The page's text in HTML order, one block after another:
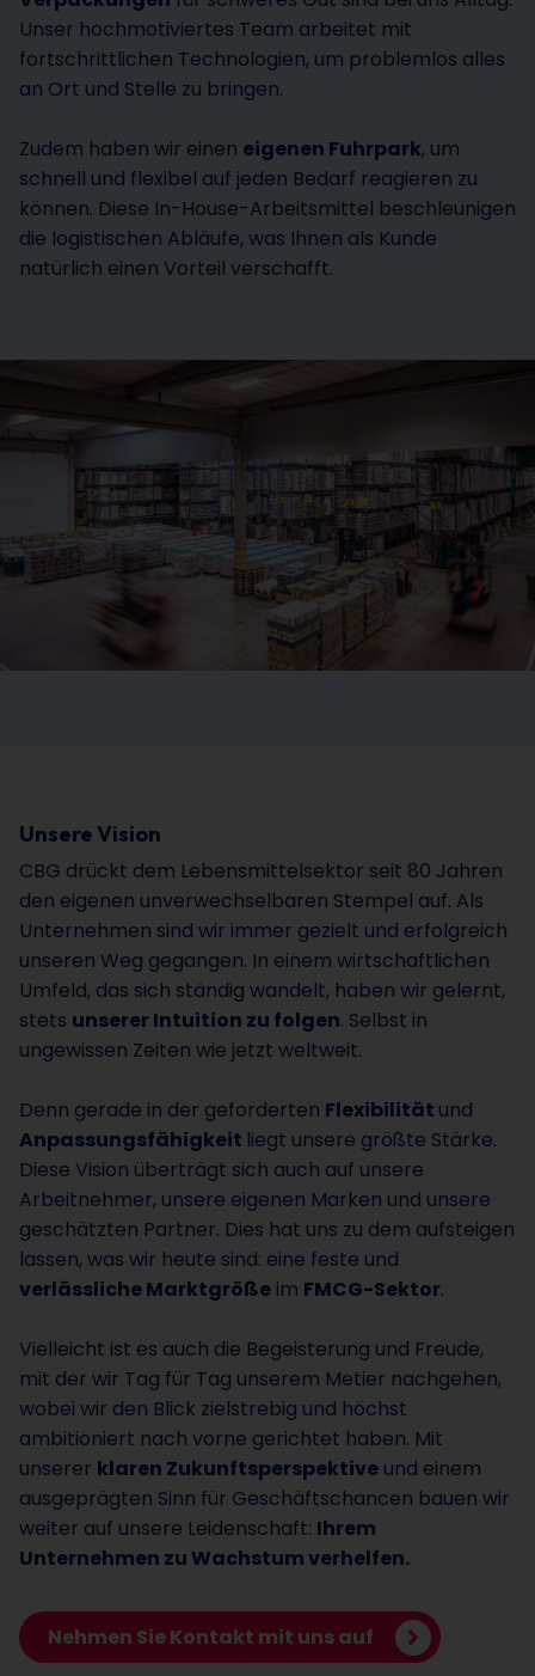
Unser hochmotiviertes Team arbeitet mit
fortschrittlichen Technologien, um problemlos alles
an Ort und Stelle zu bringen.
Zudem haben wir einen eigenen Fuhrpark, um
schnell und flexibel auf jeden Bedarf reagieren zu
können. Diese In-House-Arbeitsmittel beschleunigen
die logistischen Abläufe, was Ihnen als Kunde
natürlich einen Vorteil verschafft.
Unsere Vision
CBG drückt dem Lebensmittelsektor seit 80 Jahren
den eigenen unverwechselbaren Stempel auf. Als
Unternehmen sind wir immer gezielt und erfolgreich
unseren Weg gegangen. In einem wirtschaftlichen
Umfeld, das sich ständig wandelt, haben wir gelernt,
stets unserer Intuition zu folgen. Selbst in
ungewissen Zeiten wie jetzt weltweit.
Denn gerade in der geforderten Flexibilität und
Anpassungsfähigkeit liegt unsere größte Stärke.
Diese Vision überträgt sich auch auf unsere
Arbeitnehmer, unsere eigenen Marken und unsere
geschätzten Partner. Dies hat uns zu dem aufsteigen
lassen, was wir heute sind: eine feste und
verlässliche Marktgröße im FMCG-Sektor.
Vielleicht ist es auch die Begeisterung und Freude,
mit der wir Tag für Tag unserem Metier nachgehen,
wobei wir den Blick zielstrebig und höchst
ambitioniert nach vorne gerichtet haben. Mit
unserer klaren Zukunftsperspektive und einem
ausgeprägten Sinn für Geschäftschancen bauen wir
weiter auf unsere Leidenschaft: Ihrem
Unternehmen zu Wachstum verhelfen.
Nehmen Sie Kontakt mit uns auf